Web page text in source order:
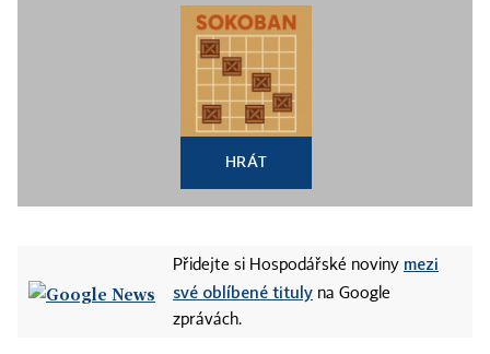
HRÁT
Přidejte si Hospodářské noviny mezi
své oblíbené tituly na Google
zprávách.